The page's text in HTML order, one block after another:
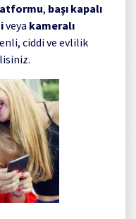
, başı kapalı
veya kameralı
ciddi ve evlilik